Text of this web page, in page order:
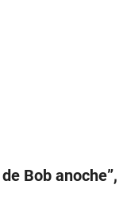
Bob anoche”,